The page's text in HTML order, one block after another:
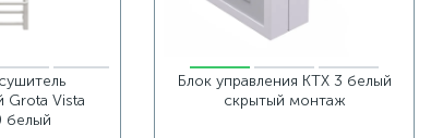
Grota Vista
белый
Блок управления KTX 3 белый
скрытый монтаж